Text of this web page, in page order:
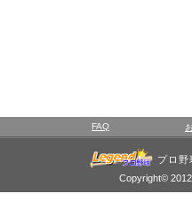
FAQ
プロ
Copyright©